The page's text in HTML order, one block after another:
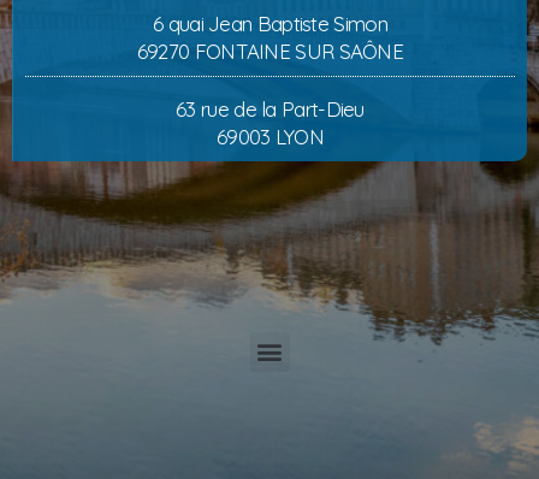
6 quai Jean Baptiste Simon
69270 FONTAINE SUR SAÔNE
63 rue de la Part-Dieu
69003 LYON